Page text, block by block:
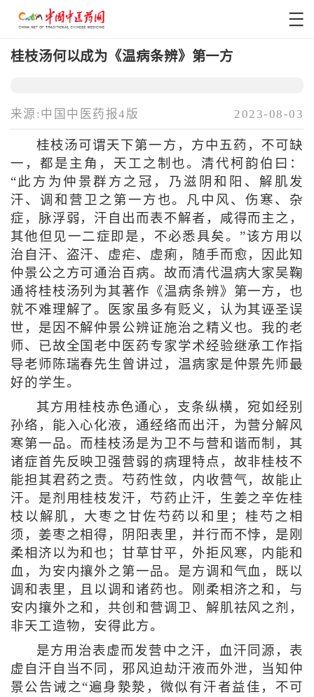
桂枝汤何以成为《温病条辨》第一方
来源:中国中医药报4版 2023-08-03
桂枝汤可谓天下第一方，方中五药，不可缺
一，都是主角，天工之制也。清代柯韵伯曰：
“此方为仲景群方之冠，乃滋阴和阳、解肌发
汗、调和营卫之第一方也。凡中风、伤寒、杂
症，脉浮弱，汗自出而表不解者，咸得而主之，
其他但见一二症即是，不必悉具矣。”该方用以
治自汗、盗汗、虚疟、虚痢，随手而愈，因此知
仲景公之方可通治百病。故而清代温病大家吴鞠
通将桂枝汤列为其著作《温病条辨》第一方，也
就不难理解了。医家虽多有贬义，认为其诬圣误
世，是因不解仲景公辨证施治之精义也。我的老
师、已故全国老中医药专家学术经验继承工作指
导老师陈瑞春先生曾讲过，温病家是仲景先师最
好的学生。
其方用桂枝赤色通心，支条纵横，宛如经别
孙络，能入心化液，通经络而出汗，为营分解风
寒第一品。而桂枝汤是为卫不与营和谐而制，其
诸症首先反映卫强营弱的病理特点，故非桂枝不
能担其君药之责。芍药性敛，内收营气，故能止
汗。是剂用桂枝发汗，芍药止汗，生姜之辛佐桂
枝以解肌，大枣之甘佐芍药以和里；桂芍之相
须，姜枣之相得，阴阳表里，并行而不悖，是刚
柔相济以为和也；甘草甘平，外拒风寒，内能和
血，为安内攘外之第一品。是方调和气血，既以
调和表里，且以调和诸药也。刚柔相济之和，与
安内攘外之和，共创和营调卫、解肌祛风之剂，
非天工造物，安得此方。
是方用治表虚而发营中之汗，血汗同源，表
虚自汗自当不同，邪风迫劫汗液而外泄，当知仲
景公告诫之“遍身漐漐，微似有汗者益佳，不可